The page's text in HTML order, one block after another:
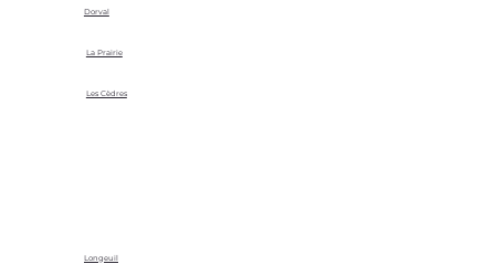
Dorval
La Prairie
Les Cèdres
Longeuil